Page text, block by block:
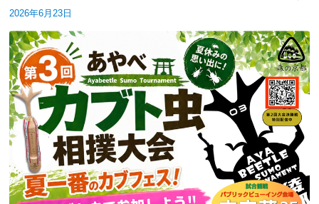
投
日:
2026年6月23日